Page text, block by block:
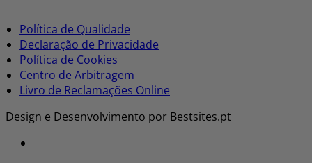
Política de Qualidade
Declaração de Privacidade
Política de Cookies
Centro de Arbitragem
Livro de Reclamações Online
Design e Desenvolvimento por Bestsites.pt